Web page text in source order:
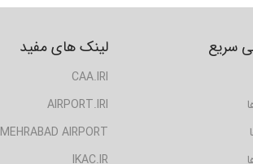
لینک های مفید
CAA.IRI
AIRPORT.IRI
MEHRABAD AIRPORT
IKAC.IR
سریع